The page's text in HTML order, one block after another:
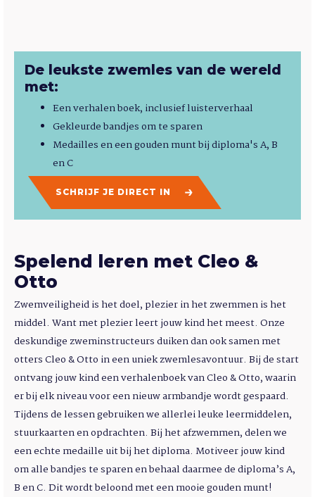
De leukste zwemles van de wereld
met:
Een verhalen boek, inclusief luisterverhaal
Gekleurde bandjes om te sparen
Medailles en een gouden munt bij diploma's A, B
en C
SCHRIJF JE DIRECT IN
Spelend leren met Cleo &
Otto
Zwemveiligheid is het doel, plezier in het zwemmen is het
middel. Want met plezier leert jouw kind het meest. Onze
deskundige zweminstructeurs duiken dan ook samen met
otters Cleo & Otto in een uniek zwemlesavontuur. Bij de start
ontvang jouw kind een verhalenboek van Cleo & Otto, waarin
er bij elk niveau voor een nieuw armbandje wordt gespaard.
Tijdens de lessen gebruiken we allerlei leuke leermiddelen,
stuurkaarten en opdrachten. Bij het afzwemmen, delen we
een echte medaille uit bij het diploma. Motiveer jouw kind
om alle bandjes te sparen en behaal daarmee de diploma’s A,
B en C. Dit wordt beloond met een mooie gouden munt!